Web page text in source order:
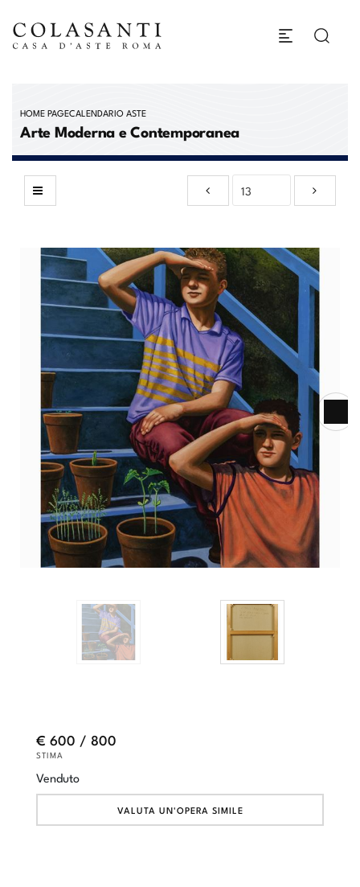
HOME PAGECALENDARIO ASTE
Arte Moderna e Contemporanea
€ 600 / 800
STIMA
Venduto
VALUTA UN'OPERA SIMILE